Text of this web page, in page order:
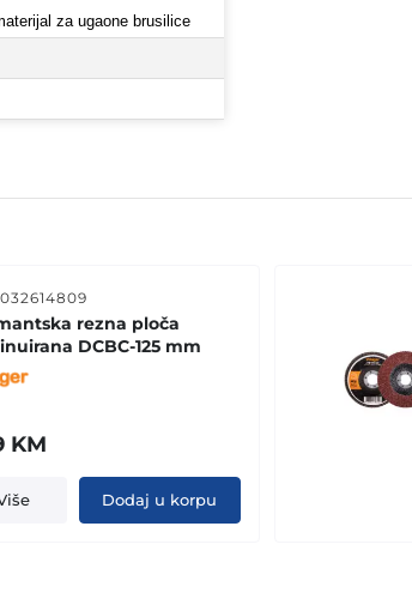
za ugaone brusilice
rezna ploča
DCBC-125 mm
KM
Dodaj u korpu